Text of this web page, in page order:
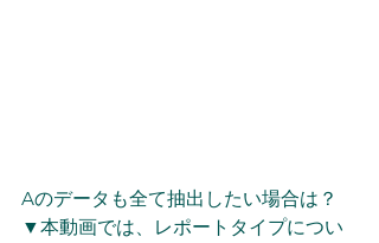
Aのデータも全て抽出したい場合は？
▼本動画では、レポートタイプについ